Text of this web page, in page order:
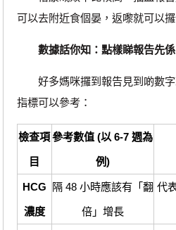
可以去附近食個晏，返嚟就可以
數據話你知：點樣睇報告先
好多媽咪攞到報告見到啲數字
指標可以參考：
檢查項
目
參考數值 (以 6-7 週為
例)
HCG
濃度
隔 48 小時應該有「翻
倍」增長
代